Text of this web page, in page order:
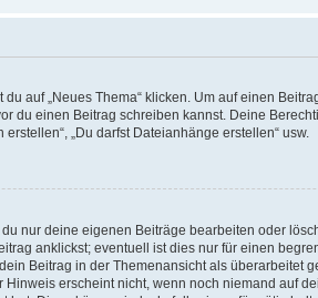
auf „Neues Thema“ klicken. Um auf einen
du einen Beitrag schreiben kannst. Deine
„Du darfst Dateianhänge erstellen“ usw.
nur deine eigenen Beiträge bearbeiten oder
anklickst; eventuell ist dies nur für einen
Beitrag in der Themenansicht als überarbeitet
erscheint nicht, wenn noch niemand auf